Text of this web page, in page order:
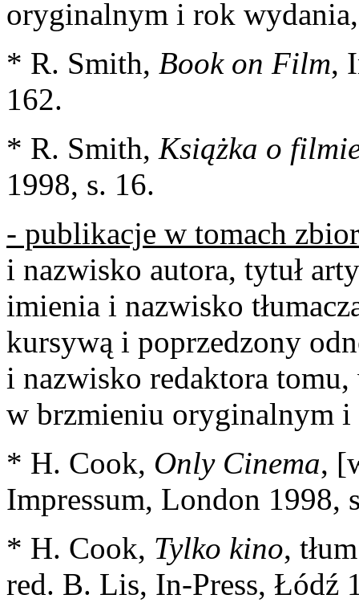
oryginalnym i rok
* R. Smith, Book on Film,
162.
* R. Smith, Książka o
1998, s. 16.
- publikacje w tomach
i nazwisko autora, tytuł
imienia i nazwisko
kursywą i poprzedzony
i nazwisko redaktora
w brzmieniu oryginalnym
* H. Cook, Only Cinema,
Impressum, London 1998,
* H. Cook, Tylko kino,
red. B. Lis, In-Press, Łódź